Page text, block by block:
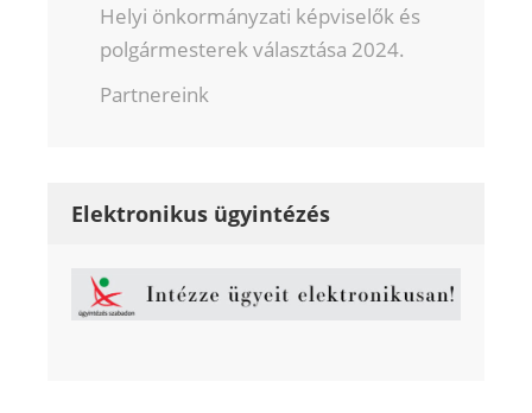
Helyi önkormányzati képviselők és
polgármesterek választása 2024.
Partnereink
Elektronikus ügyintézés